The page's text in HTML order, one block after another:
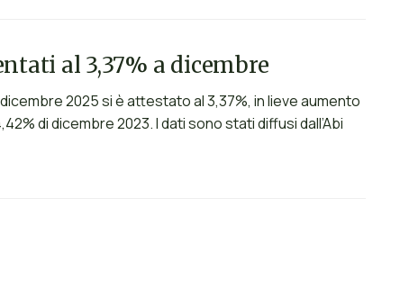
al 3,37% a dicembre
2025 si è attestato al 3,37%, in lieve aumento
di dicembre 2023. I dati sono stati diffusi dall’Abi